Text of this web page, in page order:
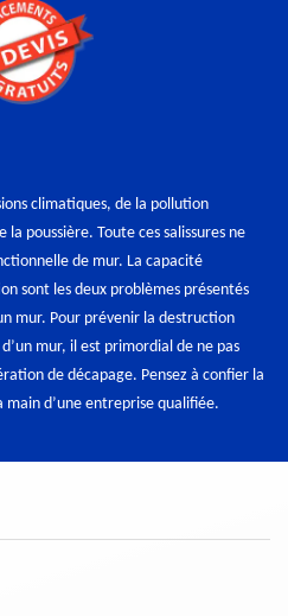
climatiques, de la pollution
poussière. Toute ces salissures ne
de mur. La capacité
sont les deux problèmes présentés
mur. Pour prévenir la destruction
mur, il est primordial de ne pas
de décapage. Pensez à confier la
d’une entreprise qualifiée.